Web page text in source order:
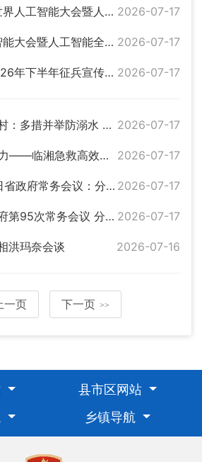
习近平在2026世界人工智能大会暨人工智能全球治理高级别会议开幕式上的主旨讲话（全文） 2026-07-17
2026世界人工智能大会暨人工智能全球治理高级别会议主席声明（全文） 2026-07-17
市人武部开展2026年下半年征兵宣传活动 2026-07-17
五里牌街道千针村：多措并举防溺水 凝心聚力保平安 2026-07-17
41分钟的生命接力——临湘急救高效救治山东籍突发卒中患者 2026-07-17
【图解】7月15日省政府常务会议：分析上半年全省经济形势，部署下半年工作研究科技创新、资源循环利用等工作 2026-07-17
毛伟明主持省政府第95次常务会议 分析上半年全省经济形势 部署下半年工作等 2026-07-17
洪玛奈会谈 2026-07-16
一页 下一页 >>
县市区网站
乡镇导航